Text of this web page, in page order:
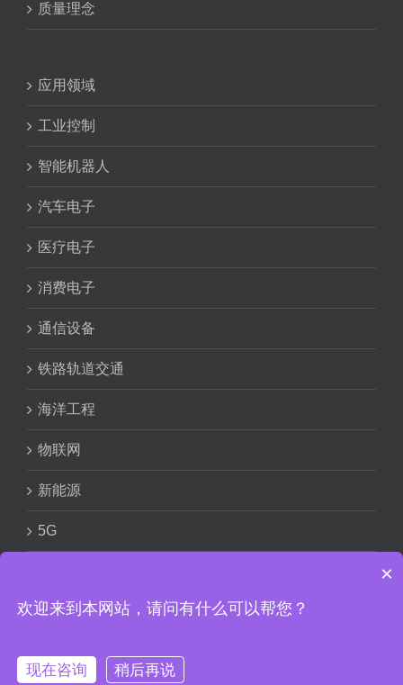
质量理念
应用领域
工业控制
智能机器人
汽车电子
医疗电子
消费电子
通信设备
铁路轨道交通
海洋工程
物联网
新能源
5G
赣ICP备18009266号Copyright © 2024 信丰汇和电路有限公
司 版权所有
×
欢迎来到本网站，请问有什么可以帮您？
现在咨询 稍后再说